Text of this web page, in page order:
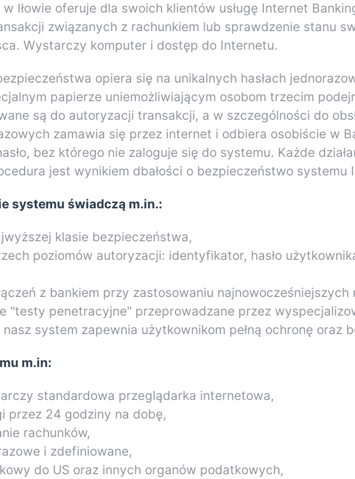
w Iłowie oferuje dla swoich klientów usługę Internet
związanych z rachunkiem lub sprawdzenie stanu
Wystarczy komputer i dostęp do Internetu.
opiera się na unikalnych hasłach
papierze uniemożliwiającym osobom trzecim
są do autoryzacji transakcji, a w szczególności do
zamawia się przez internet i odbiera osobiście w
bez którego nie zaloguje się do systemu. Każde
jest wynikiem dbałości o bezpieczeństwo systemu
systemu świadczą m.in.:
klasie bezpieczeństwa,
poziomów autoryzacji: identyfikator, hasło
z bankiem przy zastosowaniu
"testy penetracyjne" przeprowadzane przez
nasz system zapewnia użytkownikom pełną ochronę oraz
m.in:
standardowa przeglądarka internetowa,
przez 24 godziny na dobę,
rachunków,
i zdefiniowane,
do US oraz innych organów podatkowych,